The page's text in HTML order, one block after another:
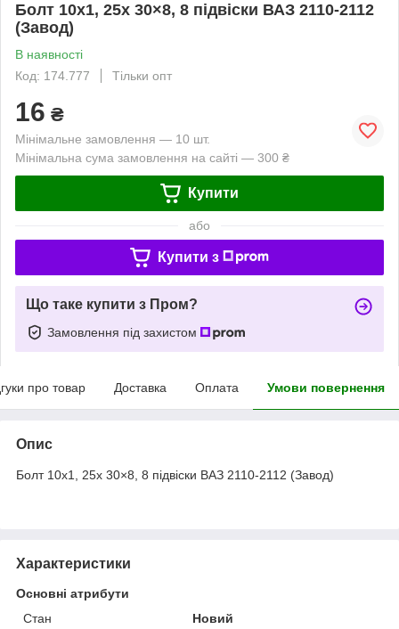
Болт 10х1, 25х 30×8, 8 підвіски ВАЗ 2110-2112
(Завод)
В наявності
Код: 174.777
Тільки опт
16 ₴
Мінімальне замовлення — 10 шт.
Мінімальна сума замовлення на сайті — 300 ₴
Купити
або
Купити з
Що таке купити з Пром?
Замовлення під захистом
про товар Доставка Оплата Умови повернення
Опис
Болт 10х1, 25х 30×8, 8 підвіски ВАЗ 2110-2112 (Завод)
Характеристики
Основні атрибути
Стан
Новий